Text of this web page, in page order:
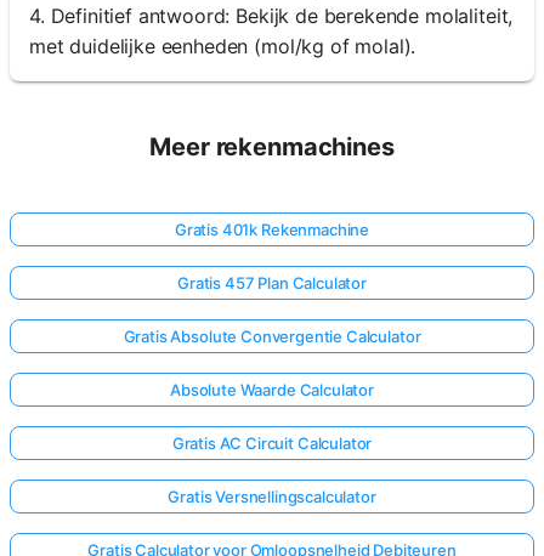
4. Definitief antwoord: Bekijk de berekende molaliteit,
met duidelijke eenheden (mol/kg of molal).
Meer rekenmachines
Gratis 401k Rekenmachine
Gratis 457 Plan Calculator
Gratis Absolute Convergentie Calculator
Absolute Waarde Calculator
Gratis AC Circuit Calculator
Gratis Versnellingscalculator
Gratis Calculator voor Omloopsnelheid Debiteuren